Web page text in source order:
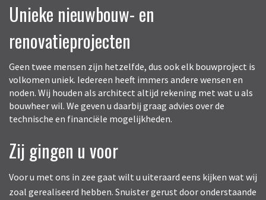
Unieke nieuwbouw- en
renovatieprojecten
Geen twee mensen zijn hetzelfde, dus ook elk bouwproject is
volkomen uniek. Iedereen heeft immers andere wensen en
noden. Wij houden als architect altijd rekening met wat u als
bouwheer wil. We geven u daarbij graag advies over de
technische en financiële mogelijkheden.
Zij gingen u voor
Voor u met ons in zee gaat wilt u uiteraard eens kijken wat wij
zoal gerealiseerd hebben. Snuister gerust door onderstaande